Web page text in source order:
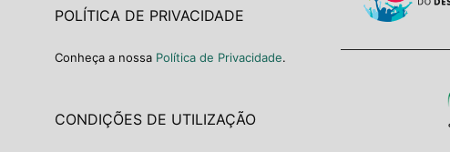
POLÍTICA DE PRIVACIDADE
Conheça a nossa Política de Privacidade.
CONDIÇÕES DE UTILIZAÇÃO